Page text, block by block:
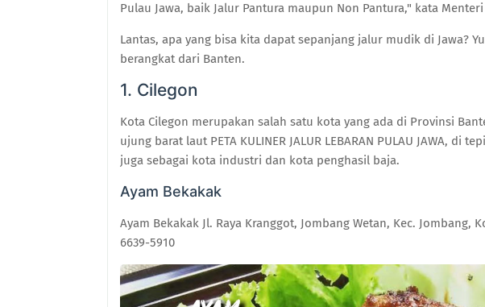
Pulau Jawa, baik Jalur Pantura maupun Non Pantura," kata
Lantas, apa yang bisa kita dapat sepanjang jalur mudik di Jawa?
berangkat dari Banten.
1. Cilegon
Kota Cilegon merupakan salah satu kota yang ada di Provinsi
ujung barat laut PETA KULINER JALUR LEBARAN PULAU JAWA, di
juga sebagai kota industri dan kota penghasil baja.
Ayam Bekakak
Ayam Bekakak Jl. Raya Kranggot, Jombang Wetan, Kec. Jombang,
6639-5910